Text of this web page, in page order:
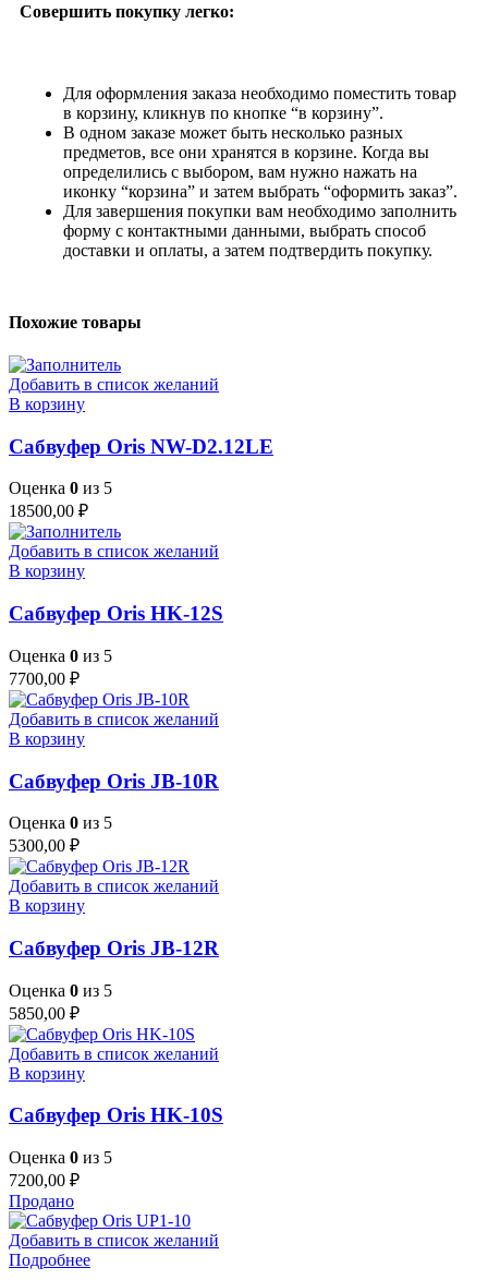
Совершить покупку легко:
Для оформления заказа необходимо поместить товар
в корзину, кликнув по кнопке “в корзину”.
В одном заказе может быть несколько разных
предметов, все они хранятся в корзине. Когда вы
определились с выбором, вам нужно нажать на
иконку “корзина” и затем выбрать “оформить заказ”.
Для завершения покупки вам необходимо заполнить
форму с контактными данными, выбрать способ
доставки и оплаты, а затем подтвердить покупку.
Похожие товары
Добавить в список желаний
В корзину
Сабвуфер Oris NW-D2.12LE
Оценка 0 из 5
18500,00 ₽
Добавить в список желаний
В корзину
Сабвуфер Oris HK-12S
Оценка 0 из 5
7700,00 ₽
Добавить в список желаний
В корзину
Сабвуфер Oris JB-10R
Оценка 0 из 5
5300,00 ₽
Добавить в список желаний
В корзину
Сабвуфер Oris JB-12R
Оценка 0 из 5
5850,00 ₽
Добавить в список желаний
В корзину
Сабвуфер Oris HK-10S
Оценка 0 из 5
7200,00 ₽
Продано
Добавить в список желаний
Подробнее